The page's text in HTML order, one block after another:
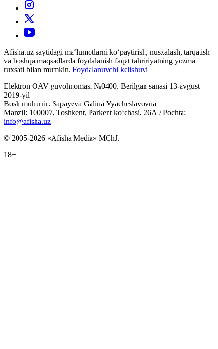
Afisha.uz saytidagi ma‘lumotlarni ko‘paytirish, nusxalash, tarqatish
va boshqa maqsadlarda foydalanish faqat tahririyatning yozma
ruxsati bilan mumkin. Foydalanuvchi kelishuvi
Elektron OAV guvohnomasi №0400. Berilgan sanasi 13-avgust
2019-yil
Bosh muharrir: Sapayeva Galina Vyacheslavovna
Manzil: 100007, Toshkent, Parkent ko‘chasi, 26А / Pochta:
info@afisha.uz
© 2005-2026 «Afisha Media» MChJ.
18+